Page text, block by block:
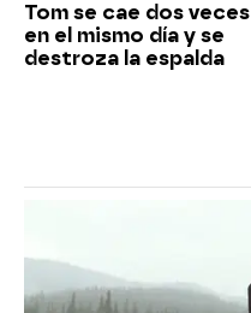
Tom se cae dos veces
en el mismo día y se
destroza la espalda